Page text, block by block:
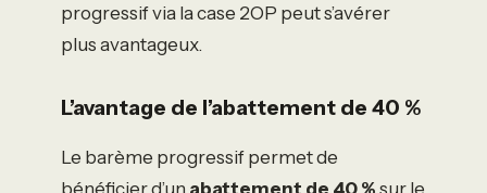
progressif via la case 2OP peut s’avérer
plus avantageux.
L’avantage de l’abattement de 40 %
Le barème progressif permet de
bénéficier d’un abattement de 40 % sur le